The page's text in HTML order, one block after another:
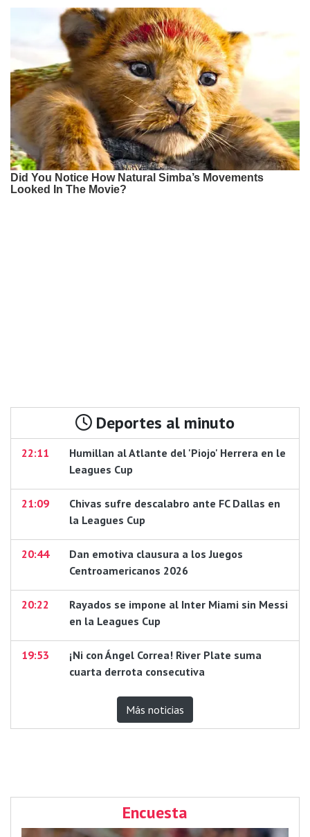
Deportes al minuto
22:11
Humillan al Atlante del 'Piojo' Herrera en le
Leagues Cup
21:09
Chivas sufre descalabro ante FC Dallas en
la Leagues Cup
20:44
Dan emotiva clausura a los Juegos
Centroamericanos 2026
20:22
Rayados se impone al Inter Miami sin Messi
en la Leagues Cup
19:53
¡Ni con Ángel Correa! River Plate suma
cuarta derrota consecutiva
Más noticias
Encuesta